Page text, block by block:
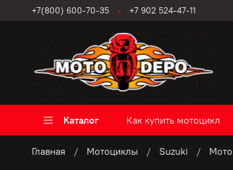
+7(800) 600-70-35 +7 902 524-47-11
Каталог Как купить мотоцикл
Главная Мотоциклы Suzuki